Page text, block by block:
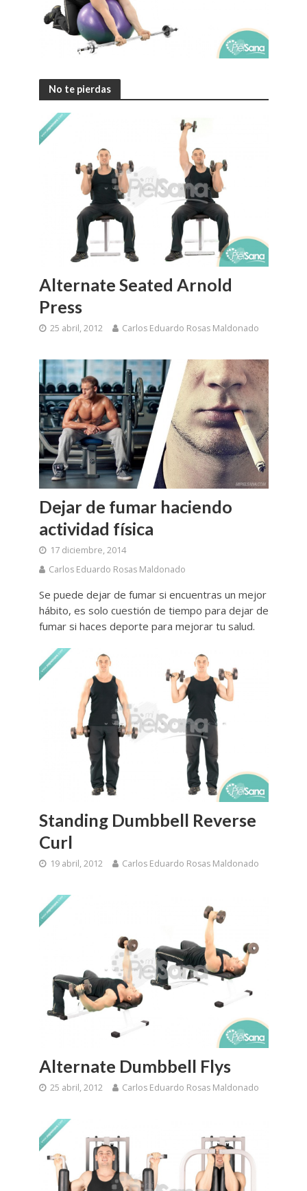
No te pierdas
Alternate Seated Arnold
Press
25 abril, 2012 Carlos Eduardo Rosas Maldonado
Dejar de fumar haciendo
actividad física
17 diciembre, 2014
Carlos Eduardo Rosas Maldonado
Se puede dejar de fumar si encuentras un mejor
hábito, es solo cuestión de tiempo para dejar de
fumar si haces deporte para mejorar tu salud.
Standing Dumbbell Reverse
Curl
19 abril, 2012 Carlos Eduardo Rosas Maldonado
Alternate Dumbbell Flys
25 abril, 2012 Carlos Eduardo Rosas Maldonado